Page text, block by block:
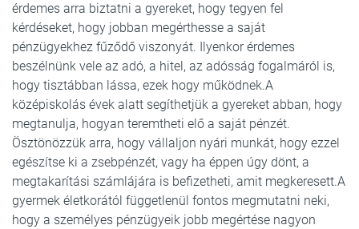
érdemes arra biztatni a gyereket, hogy tegyen fel
kérdéseket, hogy jobban megérthesse a saját
pénzügyekhez fűződő viszonyát. Ilyenkor érdemes
beszélnünk vele az adó, a hitel, az adósság fogalmáról is,
hogy tisztábban lássa, ezek hogy működnek.A
középiskolás évek alatt segíthetjük a gyereket abban, hogy
megtanulja, hogyan teremtheti elő a saját pénzét.
Ösztönözzük arra, hogy vállaljon nyári munkát, hogy ezzel
egészítse ki a zsebpénzét, vagy ha éppen úgy dönt, a
megtakarítási számlájára is befizetheti, amit megkeresett.A
gyermek életkorától függetlenül fontos megmutatni neki,
hogy a személyes pénzügyeik jobb megértése nagyon